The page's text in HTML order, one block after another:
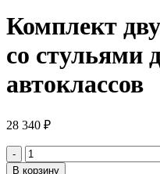
Комплект
со стульями
автоклассов
28 340 ₽
Количество
товара
В корзину